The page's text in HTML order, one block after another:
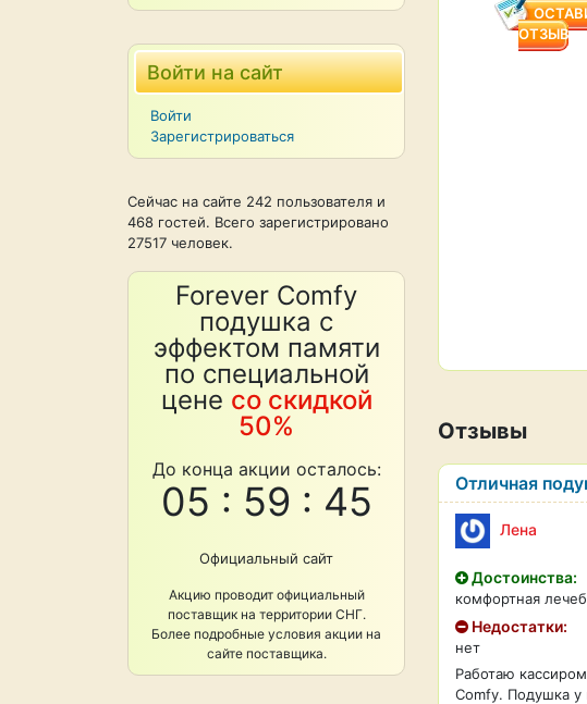
Войти на сайт
Войти
Зарегистрироваться
Сейчас на сайте 242 пользователя и
468 гостей. Всего зарегистрировано
27517 человек.
Forever Comfy
подушка с
эффектом памяти
по специальной
цене со скидкой
50%
До конца акции осталось:
05 : 59 : 44
Официальный сайт
Акцию проводит официальный
поставщик на территории СНГ.
Более подробные условия акции на
сайте поставщика.
ОТЗЫВ
Отзывы
Отличная
Лена
Достоинства:
комфортная
Недостатки:
нет
Работаю
Comfy. Подушка у